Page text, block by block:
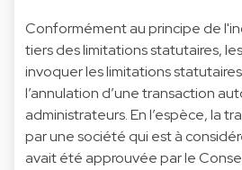
Conformément au principe de
tiers des limitations statutaires,
invoquer les limitations
l’annulation d’une transaction
administrateurs. En l’espèce, la
par une société qui est à
avait été approuvée par le